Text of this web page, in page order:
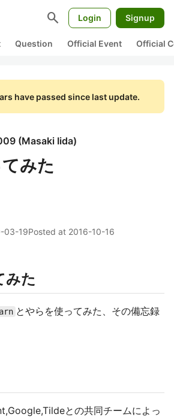
search Login Signup
Question Official Event Official
have passed since last update.
(Masaki Iida)
みた
03-19Posted at 2016-10-16
みた
とやらを使ってみた、その備忘録
との共同チームによっ